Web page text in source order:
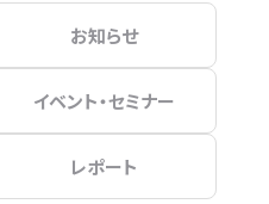
お知らせ
イベント・セミナー
レポート